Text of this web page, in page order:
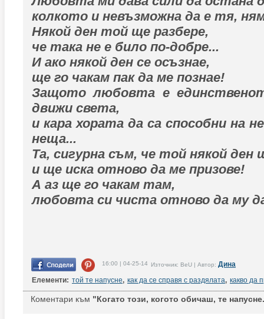
колкото и невъзможна да е тя,
Някой ден той ще разбере,
че така не е било по-добре...
И ако някой ден се осъзнае,
ще го чакам пак да ме познае!
Защото любовта е
движи света,
и кара хората да са способни на
неща...
Та, сигурна съм, че той някой ден
и ще иска отново да ме призове!
А аз ще го чакам там,
любовта си чиста отново да му
16:00 | 04-25-14 Източник: BeU | Автор: Дина
Елементи: той те напусне, как да се справя с раздялата, какво да
Коментари към "Когато този, когото обичаш, те